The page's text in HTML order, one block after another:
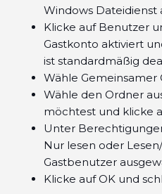
Windows Dateidienst
Klicke auf Benutzer
Gastkonto aktiviert
ist standardmäßig
Wähle Gemeinsamer
Wähle den Ordner
möchtest und klicke
Unter
Nur lesen oder
Gastbenutzer
Klicke auf OK und